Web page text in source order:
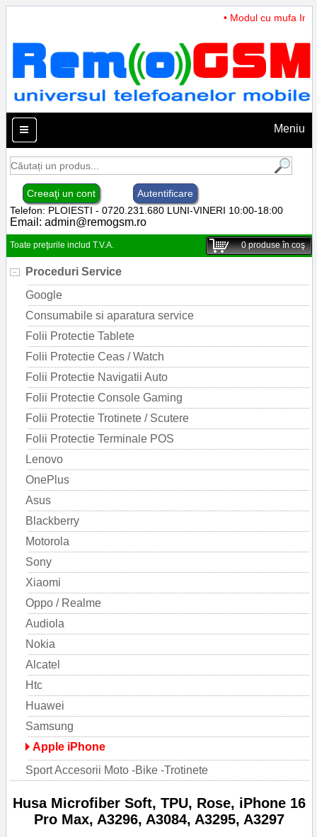
• Modul cu mufa
Meniu
Creeaţi un cont
Autentificare
Telefon: PLOIESTI - 0720.231.680 LUNI-VINERI 10:00-18:00
Email: admin@remogsm.ro
Toate preţurile includ T.V.A. 0produse în coş
Proceduri Service
Google
Consumabile si aparatura service
Folii Protectie Tablete
Folii Protectie Ceas / Watch
Folii Protectie Navigatii Auto
Folii Protectie Console Gaming
Folii Protectie Trotinete / Scutere
Folii Protectie Terminale POS
Lenovo
OnePlus
Asus
Blackberry
Motorola
Sony
Xiaomi
Oppo / Realme
Audiola
Nokia
Alcatel
Htc
Huawei
Samsung
Apple iPhone
Sport Accesorii Moto -Bike -Trotinete
Husa Microfiber Soft, TPU, Rose, iPhone 16
Pro Max, A3296, A3084, A3295, A3297